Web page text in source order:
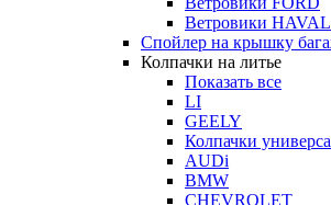
Ветровики HAVAL
Спойлер на крышку
Колпачки на литье
Показать все
LI
GEELY
Колпачки
AUDi
BMW
CHEVROLET